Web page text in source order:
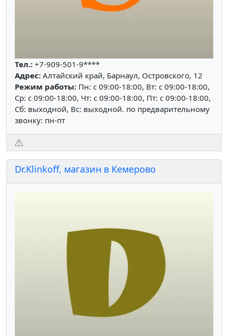
Тел.: +7-909-501-9****
Адрес: Алтайский край, Барнаул, Островского, 12
Режим работы: Пн: c 09:00-18:00, Вт: c 09:00-18:00,
Ср: c 09:00-18:00, Чт: c 09:00-18:00, Пт: c 09:00-18:00,
Сб: выходной, Вс: выходной. по предварительному
звонку: пн-пт
Dr.Klinkoff, магазин в Кемерово